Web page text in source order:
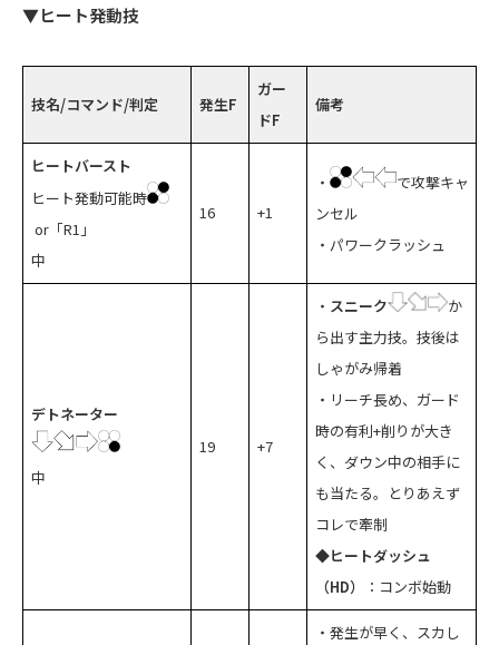
▼ヒート発動技
技名/コマンド/判定 発生F
ガー
ドF
備考
ヒートバースト
ヒート発動可能時
or「R1」
中
16 +1
・
で攻撃キャ
ンセル
・パワークラッシュ
デトネーター
中
19 +7
・ スニーク
か
ら出す主力技。技後は
しゃがみ帰着
・リーチ長め、ガード
時の有利+削りが大き
く、ダウン中の相手に
も当たる。とりあえず
コレで牽制
◆ヒートダッシュ
（HD）
：コンボ始動
・発生が早く、スカし